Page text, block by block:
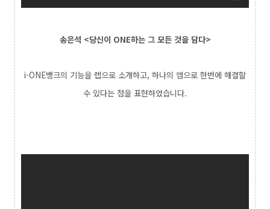
송은석 <당신이 ONE하는 그 모든 것을 담다>
i-ONE뱅크의 기능을 랩으로 소개하고, 하나의 앱으로 한번에 해결할
수 있다는 점을 표현하였습니다.